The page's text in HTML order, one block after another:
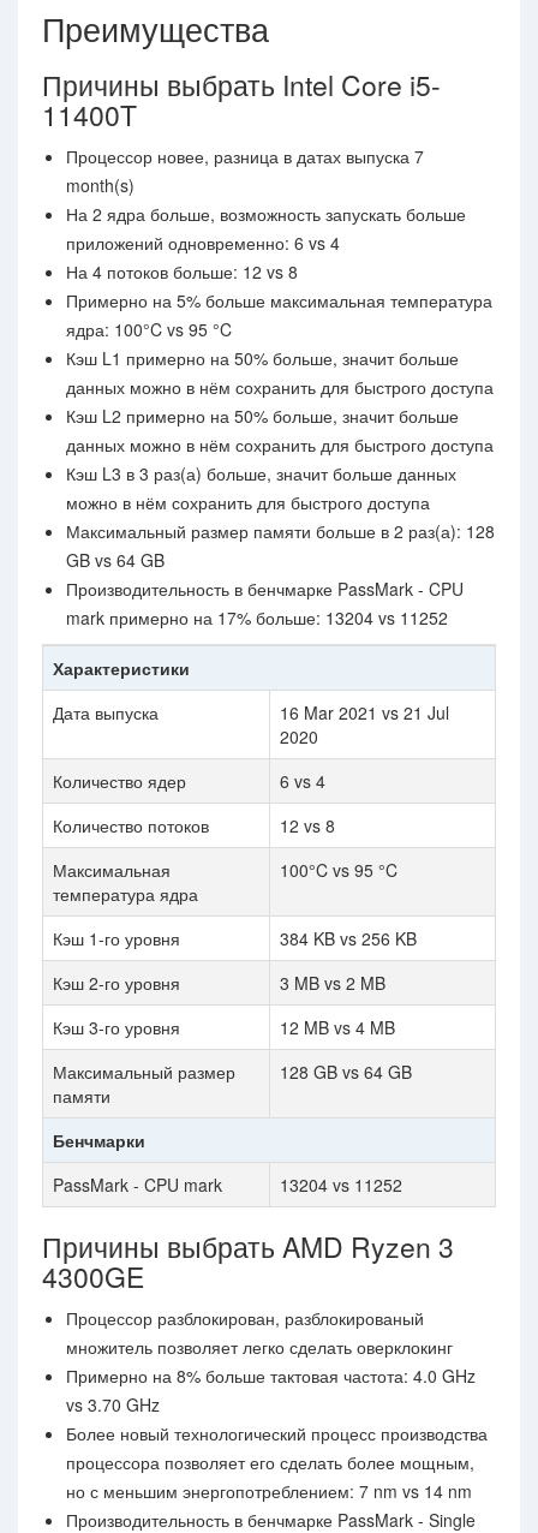
Преимущества
Причины выбрать Intel Core i5-
11400T
Процессор новее, разница в датах выпуска 7
month(s)
На 2 ядра больше, возможность запускать больше
приложений одновременно: 6 vs 4
На 4 потоков больше: 12 vs 8
Примерно на 5% больше максимальная температура
ядра: 100°C vs 95 °C
Кэш L1 примерно на 50% больше, значит больше
данных можно в нём сохранить для быстрого доступа
Кэш L2 примерно на 50% больше, значит больше
данных можно в нём сохранить для быстрого доступа
Кэш L3 в 3 раз(а) больше, значит больше данных
можно в нём сохранить для быстрого доступа
Максимальный размер памяти больше в 2 раз(а): 128
GB vs 64 GB
Производительность в бенчмарке PassMark - CPU
mark примерно на 17% больше: 13204 vs 11252
Характеристики
Дата выпуска
16 Mar 2021 vs 21 Jul
2020
Количество ядер
6 vs 4
Количество потоков
12 vs 8
Максимальная
температура ядра
100°C vs 95 °C
Кэш 1-го уровня
384 KB vs 256 KB
Кэш 2-го уровня
3 MB vs 2 MB
Кэш 3-го уровня
12 MB vs 4 MB
Максимальный размер
памяти
128 GB vs 64 GB
Бенчмарки
PassMark - CPU mark
13204 vs 11252
Причины выбрать AMD Ryzen 3
4300GE
Процессор разблокирован, разблокированый
множитель позволяет легко сделать оверклокинг
Примерно на 8% больше тактовая частота: 4.0 GHz
vs 3.70 GHz
Более новый технологический процесс производства
процессора позволяет его сделать более мощным,
но с меньшим энергопотреблением: 7 nm vs 14 nm
Производительность в бенчмарке PassMark - Single